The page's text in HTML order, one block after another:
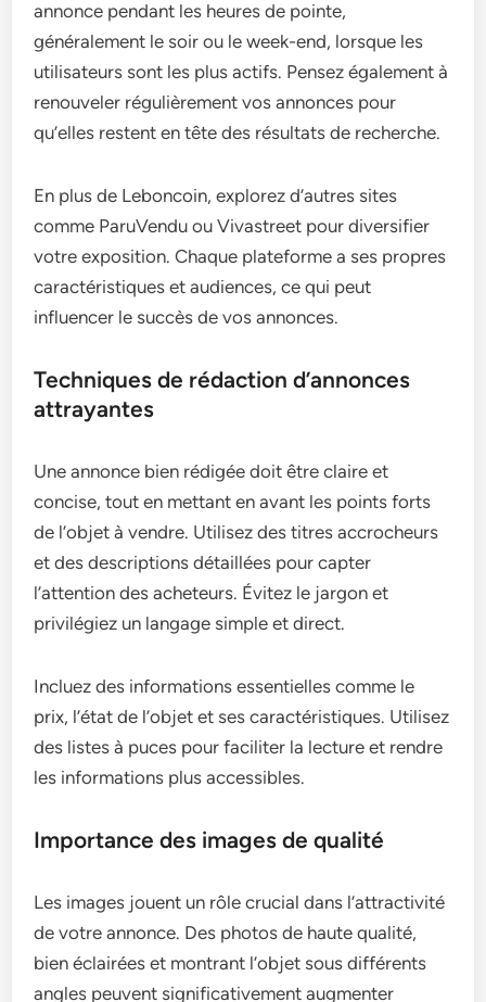
annonce pendant les heures de pointe,
généralement le soir ou le week-end, lorsque les
utilisateurs sont les plus actifs. Pensez également à
renouveler régulièrement vos annonces pour
qu’elles restent en tête des résultats de recherche.
En plus de Leboncoin, explorez d’autres sites
comme ParuVendu ou Vivastreet pour diversifier
votre exposition. Chaque plateforme a ses propres
caractéristiques et audiences, ce qui peut
influencer le succès de vos annonces.
Techniques de rédaction d’annonces
attrayantes
Une annonce bien rédigée doit être claire et
concise, tout en mettant en avant les points forts
de l’objet à vendre. Utilisez des titres accrocheurs
et des descriptions détaillées pour capter
l’attention des acheteurs. Évitez le jargon et
privilégiez un langage simple et direct.
Incluez des informations essentielles comme le
prix, l’état de l’objet et ses caractéristiques. Utilisez
des listes à puces pour faciliter la lecture et rendre
les informations plus accessibles.
Importance des images de qualité
Les images jouent un rôle crucial dans l’attractivité
de votre annonce. Des photos de haute qualité,
bien éclairées et montrant l’objet sous différents
angles peuvent significativement augmenter